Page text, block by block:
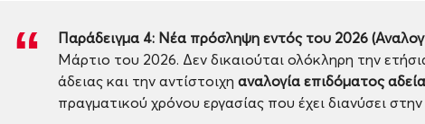
Παράδειγμα 4: Νέα πρόσληψη εντός του 2026
Μάρτιο του 2026. Δεν δικαιούται ολόκληρη την
άδειας και την αντίστοιχη αναλογία επιδόματος
πραγματικού χρόνου εργασίας που έχει διανύσει στην